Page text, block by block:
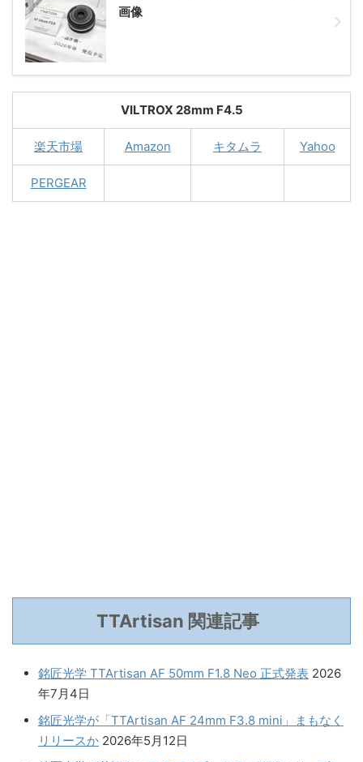
画像
VILTROX 28mm F4.5
楽天市場 Amazon キタムラ Yahoo
PERGEAR
TTArtisan 関連記事
銘匠光学 TTArtisan AF 50mm F1.8 Neo 正式発表 2026
年7月4日
銘匠光学が「TTArtisan AF 24mm F3.8 mini」まもなく
リリースか 2026年5月12日